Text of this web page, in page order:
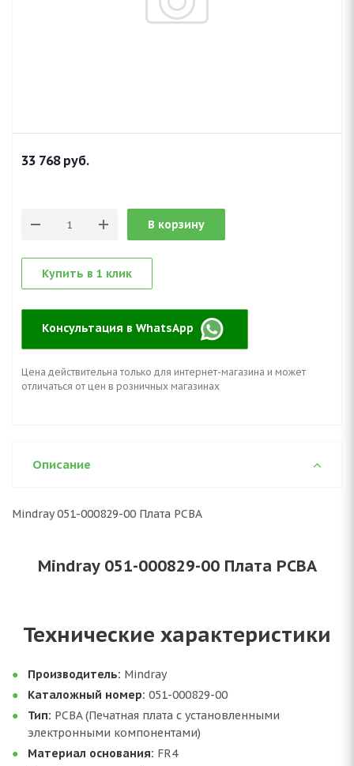
33 768руб.
В корзину
Купить в 1 клик
Консультация в WhatsApp
Цена действительна только для интернет-магазина и может
отличаться от цен в розничных магазинах
Описание
Mindray 051-000829-00 Плата PCBA
Mindray 051-000829-00 Плата PCBA
Технические характеристики
Производитель: Mindray
Каталожный номер: 051-000829-00
Тип: PCBA (Печатная плата с установленными
электронными компонентами)
Материал основания: FR4